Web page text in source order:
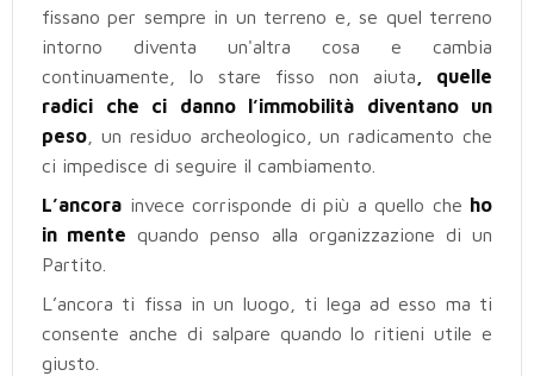
fissano per sempre in un terreno e, se quel terreno
intorno diventa un'altra cosa e cambia
continuamente, lo stare fisso non aiuta , quelle
radici che ci danno l’immobilità diventano un
peso , un residuo archeologico, un radicamento che
ci impedisce di seguire il cambiamento.
L’ancora invece corrisponde di più a quello che ho
in mente quando penso alla organizzazione di un
Partito.
L’ancora ti fissa in un luogo, ti lega ad esso ma ti
consente anche di salpare quando lo ritieni utile e
giusto.